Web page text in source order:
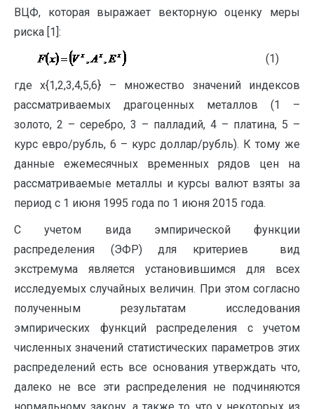
ВЦФ, которая выражает векторную оценку меры
риска [1]:
(1)
где x{1,2,3,4,5,6} – множество значений индексов
рассматриваемых драгоценных металлов (1 –
золото, 2 – серебро, 3 – палладий, 4 – платина, 5 –
курс евро/рубль, 6 – курс доллар/рубль). К тому же
данные ежемесячных временных рядов цен на
рассматриваемые металлы и курсы валют взяты за
период с 1 июня 1995 года по 1 июня 2015 года.
С учетом вида эмпирической функции
распределения (ЭФР) для критериев вид
экстремума является установившимся для всех
исследуемых случайных величин. При этом согласно
полученным результатам исследования
эмпирических функций распределения с учетом
численных значений статистических параметров этих
распределений есть все основания утверждать что,
далеко не все эти распределения не подчиняются